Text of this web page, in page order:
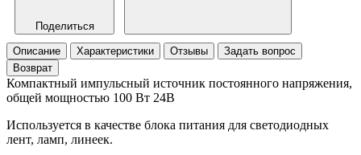
Поделиться
Описание Характеристики Отзывы
Задать вопрос
Возврат
Компактный импульсный источник постоянного напряжения,
общей мощностью 100 Вт 24В
Используется в качестве блока питания для светодиодных
лент, ламп, линеек.